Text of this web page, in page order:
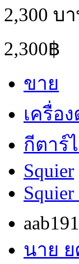
2,300 บ
2,300฿
ขาย
เครื่อ
กีตาร์
Squier
นาย